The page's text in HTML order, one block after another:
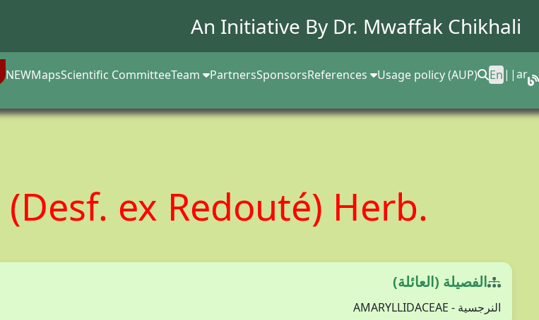
An Initiative By Dr. Mwaffak Chikhali
NEWMapsScientific CommitteeTeam PartnersSponsorsReferences Usage policy (AUP) En ||ar
(Desf. ex Redouté) Herb.
الفصيلة (العائلة)
النرجسية - AMARYLLIDACEAE